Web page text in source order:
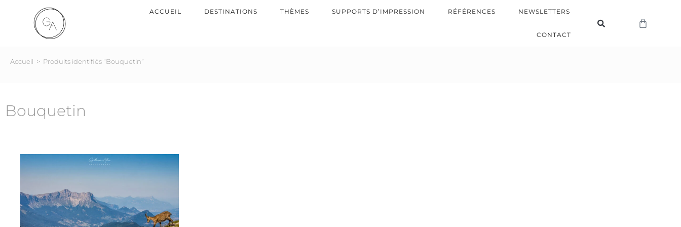
ACCUEIL DESTINATIONS THÈMES SUPPORTS D’IMPRESSION RÉFÉRENCES NEWSLETTERS
CONTACT
Accueil > Produits identifiés “Bouquetin”
Bouquetin